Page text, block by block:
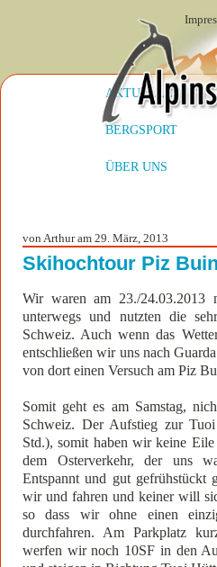
AKTUELLES
BERGSPORT
ÜBER UNS
von Arthur am 29. März, 2013
Skihochtour Piz Buin
Wir waren am 23./24.03.2013
unterwegs und nutzten die
Schweiz. Auch wenn das
entschließen wir uns nach
von dort einen Versuch am Piz
Somit geht es am Samstag,
Schweiz. Der Aufstieg zur
Std.), somit haben wir keine
dem Osterverkehr, der uns
Entspannt und gut gefrühstückt
wir und fahren und keiner will
so dass wir ohne einen
durchfahren. Am Parkplatz
werfen wir noch 10SF in den